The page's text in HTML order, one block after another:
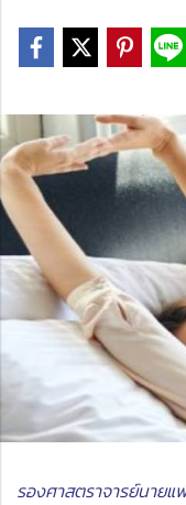
รองศาสตราจารย์นา